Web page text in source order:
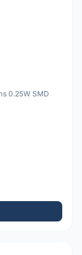
0.25W SMD